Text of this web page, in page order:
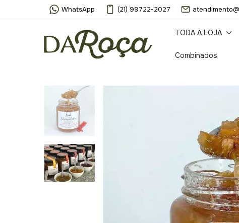
WhatsApp (21) 99722-2027
TODA A LOJA
Combinados